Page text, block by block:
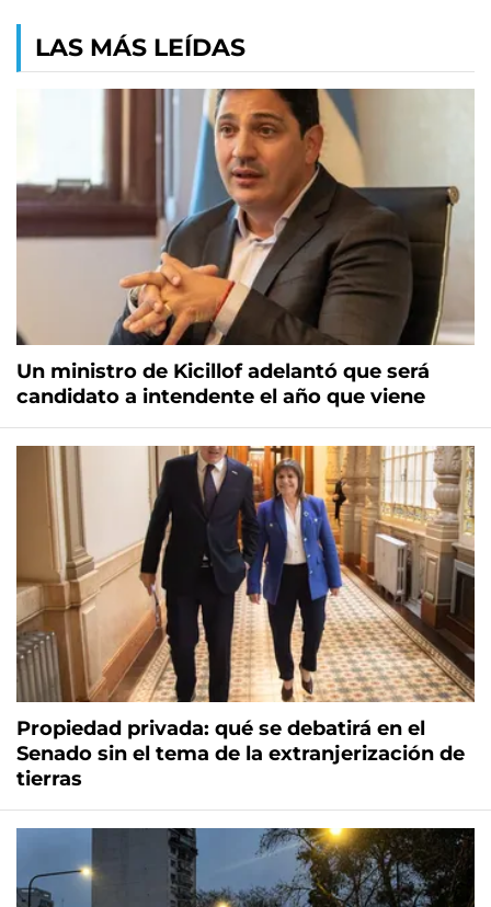
LAS MÁS LEÍDAS
Un ministro de Kicillof adelantó que será
candidato a intendente el año que viene
Propiedad privada: qué se debatirá en el
Senado sin el tema de la extranjerización de
tierras